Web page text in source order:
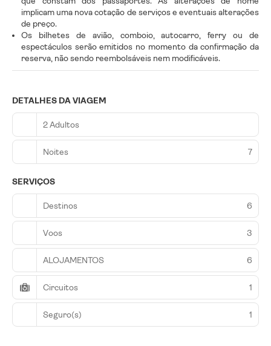
implicam uma nova cotação de serviços e eventuais alterações
de preço.
Os bilhetes de avião, comboio, autocarro, ferry ou de
espectáculos serão emitidos no momento da confirmação da
reserva, não sendo reembolsáveis nem modificáveis.
DETALHES DA VIAGEM
2 Adultos
Noites 7
SERVIÇOS
Destinos 6
Voos 3
ALOJAMENTOS 6
Circuitos 1
Seguro(s) 1